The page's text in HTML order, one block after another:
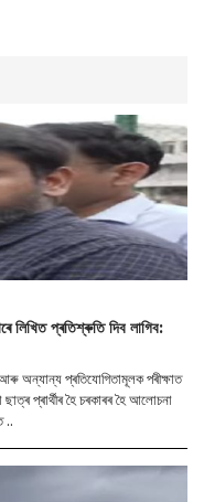
লিখিত প্ৰতিশ্ৰুতি দিব লাগিব:
প্ৰাৰ্থীৰ হৈ চৰকাৰৰ হৈ আলোচনা
..